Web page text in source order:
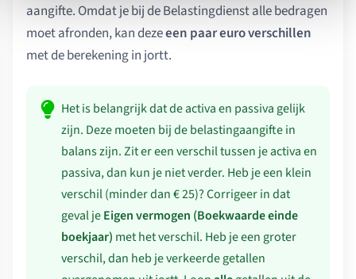
aangifte. Omdat je bij de Belastingdienst alle bedragen
moet afronden, kan dezeeen paar euro verschillen
met de berekening in jortt.
Het is belangrijk dat de activa en passiva gelijk
zijn. Deze moeten bij de belastingaangifte in
balans zijn. Zit er een verschil tussen je activa en
passiva, dan kun je niet verder. Heb je een klein
verschil (minder dan € 25)? Corrigeer in dat
geval jeEigen vermogen (Boekwaarde einde
boekjaar) met het verschil. Heb je een groter
verschil, dan heb je verkeerde getallen